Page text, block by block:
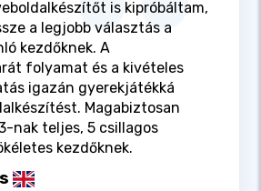
is kipróbáltam,
a legjobb választás a
kezdőknek. A
folyamat és a kivételes
igazán gyerekjátékká
Magabiztosan
nak teljes, 5 csillagos
kezdőknek.